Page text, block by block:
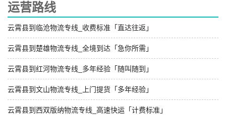
运营路线
云霄县到临沧物流专线_收费标准「直达往返」
云霄县到楚雄物流专线_全境到达「急你所需」
云霄县到红河物流专线_多年经验「随叫随到」
云霄县到文山物流专线_上门提货「多年经验」
云霄县到西双版纳物流专线_高速快运「计费标准」